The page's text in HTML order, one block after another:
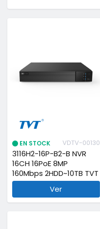
EN STOCK VDTV-00130
3116H2-16P-B2-B NVR
16CH 16PoE 8MP
160Mbps 2HDD~10TB TVT
Ver